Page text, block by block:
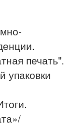
печать".
упаковки